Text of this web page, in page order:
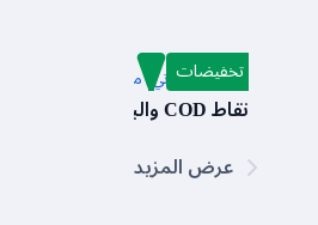
كول أوف دوتي: موبايل
نقاط COD والباتل باس
تخفيضات
عرض المزيد